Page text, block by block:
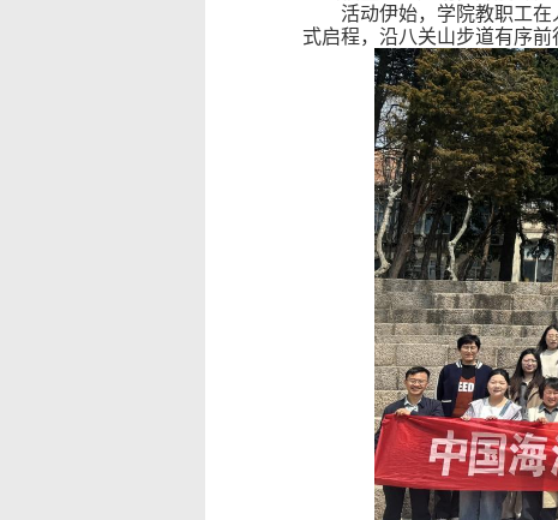
活动伊始，学院教职工
式启程，沿八关山步道有序前